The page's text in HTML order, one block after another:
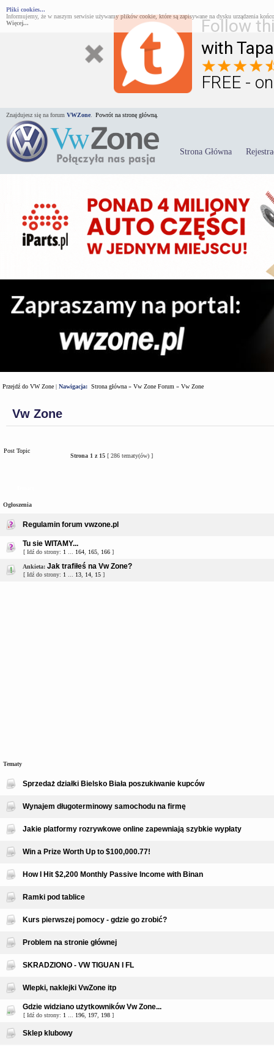
Follow
with
FREE -
Pliki cookies...
Informujemy, że w naszym serwisie używamy plików cookie, które są zapisywane na dysku urządzenia
Więcej...
Znajdujesz się na forum VWZone Powrót na stronę główną.
Strona Główna
Przejdź do VW Zone | Nawigacja: Strona główna » Vw Zone Forum » Vw Zone
Vw Zone
Post Topic
Strona 1 z 15 [ 286 tematy(ów) ]
Ogłoszenia
Regulamin forum vwzone.pl
Tu sie WITAMY...
[ Idź do strony: 1 164 165 166 ]
Ankieta: Jak trafiłeś na Vw Zone?
[ Idź do strony: 1 13 14 15 ]
Tematy
Sprzedaż działki Bielsko Biała poszukiwanie kupców
Wynajem długoterminowy samochodu na firmę
Jakie platformy rozrywkowe online zapewniają szybkie wypłaty
Win a Prize Worth Up to $100,000.77!
How I Hit $2,200 Monthly Passive Income with Binan
Ramki pod tablice
Kurs pierwszej pomocy - gdzie go zrobić?
Problem na stronie głównej
SKRADZIONO - VW TIGUAN I FL
Wlepki, naklejki VwZone itp
Gdzie widziano użytkowników Vw Zone...
[ Idź do strony: 1 196 197 198 ]
Sklep klubowy